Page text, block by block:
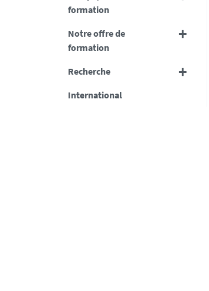
formation
Notre offre de
formation
Recherche
International